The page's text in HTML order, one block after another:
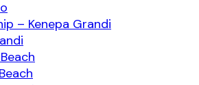
– Kenepa Grandi